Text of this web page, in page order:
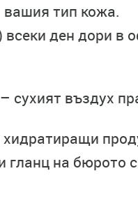
тип кожа.
ден дори в
сухият въздух
на бюрото